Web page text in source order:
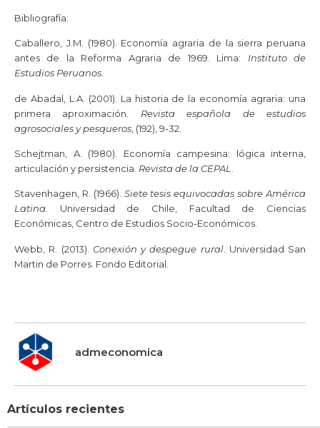
Bibliografía:
Caballero, J.M. (1980). Economía agraria de la sierra peruana
antes de la Reforma Agraria de 1969. Lima: Instituto de
Estudios Peruanos.
de Abadal, L.A. (2001). La historia de la economía agraria: una
primera aproximación. Revista española de estudios
agrosociales y pesqueros , (192), 9-32.
Schejtman, A. (1980). Economía campesina: lógica interna,
articulación y persistencia. Revista de la CEPAL
Stavenhagen, R. (1966). Siete tesis equivocadas sobre América
Latina. Universidad de Chile, Facultad de Ciencias
Económicas, Centro de Estudios Socio-Económicos.
Webb, R. (2013). Conexión y despegue rural. Universidad San
Martin de Porres. Fondo Editorial.
admeconomica
Artículos recientes